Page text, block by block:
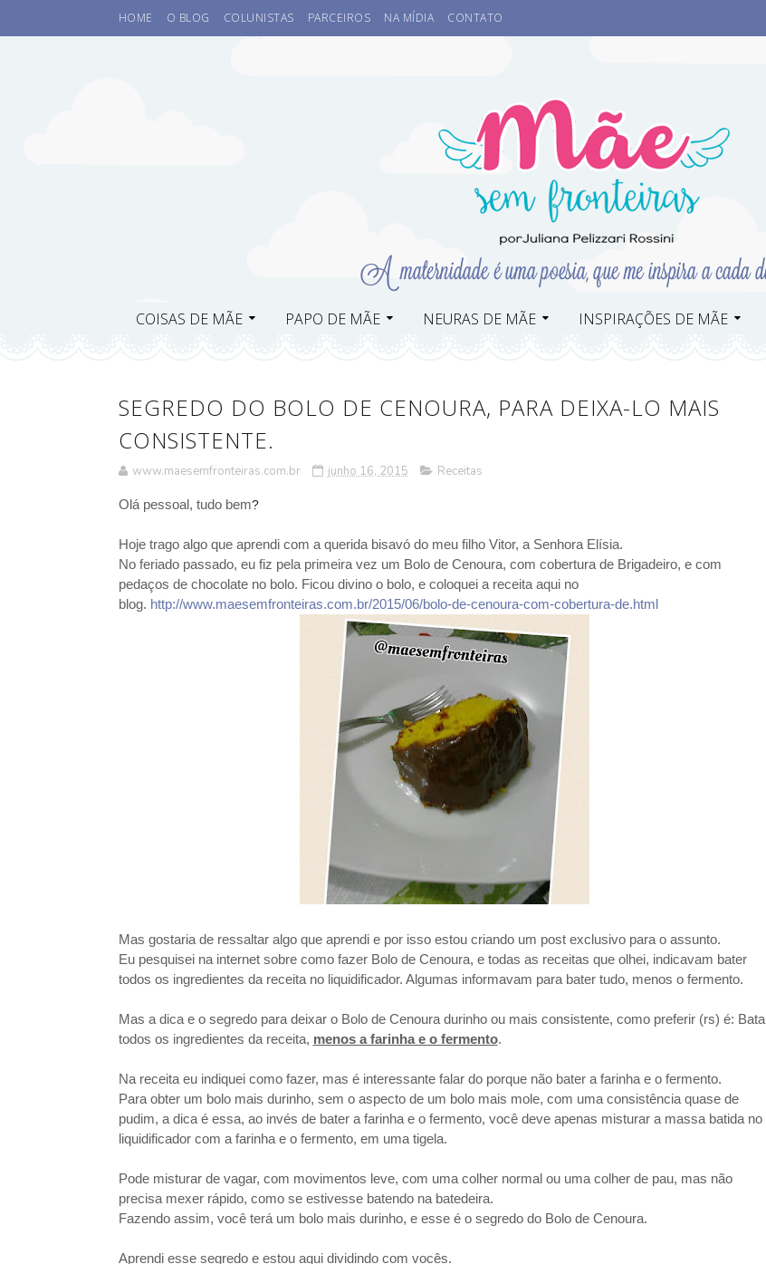
HOME O BLOG COLUNISTAS PARCEIROS NA MÍDIA CONTATO
COISAS DE MÃE PAPO DE MÃE NEURAS DE MÃE INSPIRAÇÕES DE MÃE
SEGREDO DO BOLO DE CENOURA, PARA DEIXA-LO MAIS
CONSISTENTE.
www.maesemfronteiras.com.br junho 16, 2015 Receitas
Olá pessoal, tudo bem?
Hoje trago algo que aprendi com a querida bisavó do meu filho Vitor, a Senhora Elísia.
No feriado passado, eu fiz pela primeira vez um Bolo de Cenoura, com cobertura de Brigadeiro, e com
pedaços de chocolate no bolo. Ficou divino o bolo, e coloquei a receita aqui no
blog. http://www.maesemfronteiras.com.br/2015/06/bolo-de-cenoura-com-cobertura-de.html
Mas gostaria de ressaltar algo que aprendi e por isso estou criando um post exclusivo para o assunto.
Eu pesquisei na internet sobre como fazer Bolo de Cenoura, e todas as receitas que olhei, indicavam bater
todos os ingredientes da receita no liquidificador. Algumas informavam para bater tudo, menos o fermento.
Mas a dica e o segredo para deixar o Bolo de Cenoura durinho ou mais consistente, como preferir (rs) é: Bata
todos os ingredientes da receita, menos a farinha e o fermento.
Na receita eu indiquei como fazer, mas é interessante falar do porque não bater a farinha e o fermento.
Para obter um bolo mais durinho, sem o aspecto de um bolo mais mole, com uma consistência quase de
pudim, a dica é essa, ao invés de bater a farinha e o fermento, você deve apenas misturar a massa batida no
liquidificador com a farinha e o fermento, em uma tigela.
Pode misturar de vagar, com movimentos leve, com uma colher normal ou uma colher de pau, mas não
precisa mexer rápido, como se estivesse batendo na batedeira.
Fazendo assim, você terá um bolo mais durinho, e esse é o segredo do Bolo de Cenoura.
Aprendi esse segredo e estou aqui dividindo com vocês.